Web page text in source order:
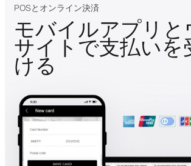
POSとオンライン決済
モバイルアプリ
サイトで支払いを
ける